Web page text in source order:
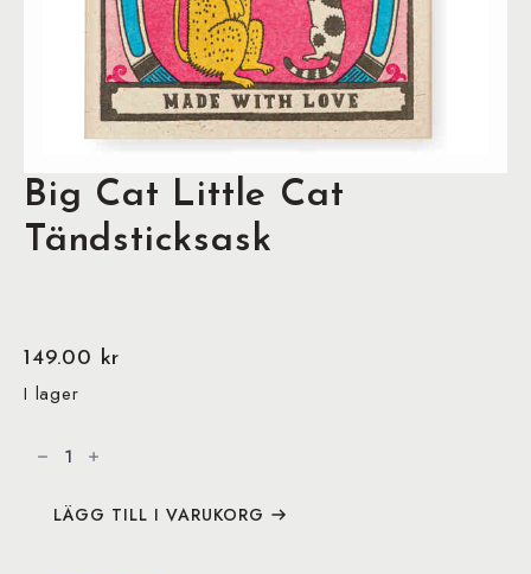
Big Cat Little Cat
Tändsticksask
149.00 kr
I lager
Little
mängdLÄGG TILL I VARUKORG